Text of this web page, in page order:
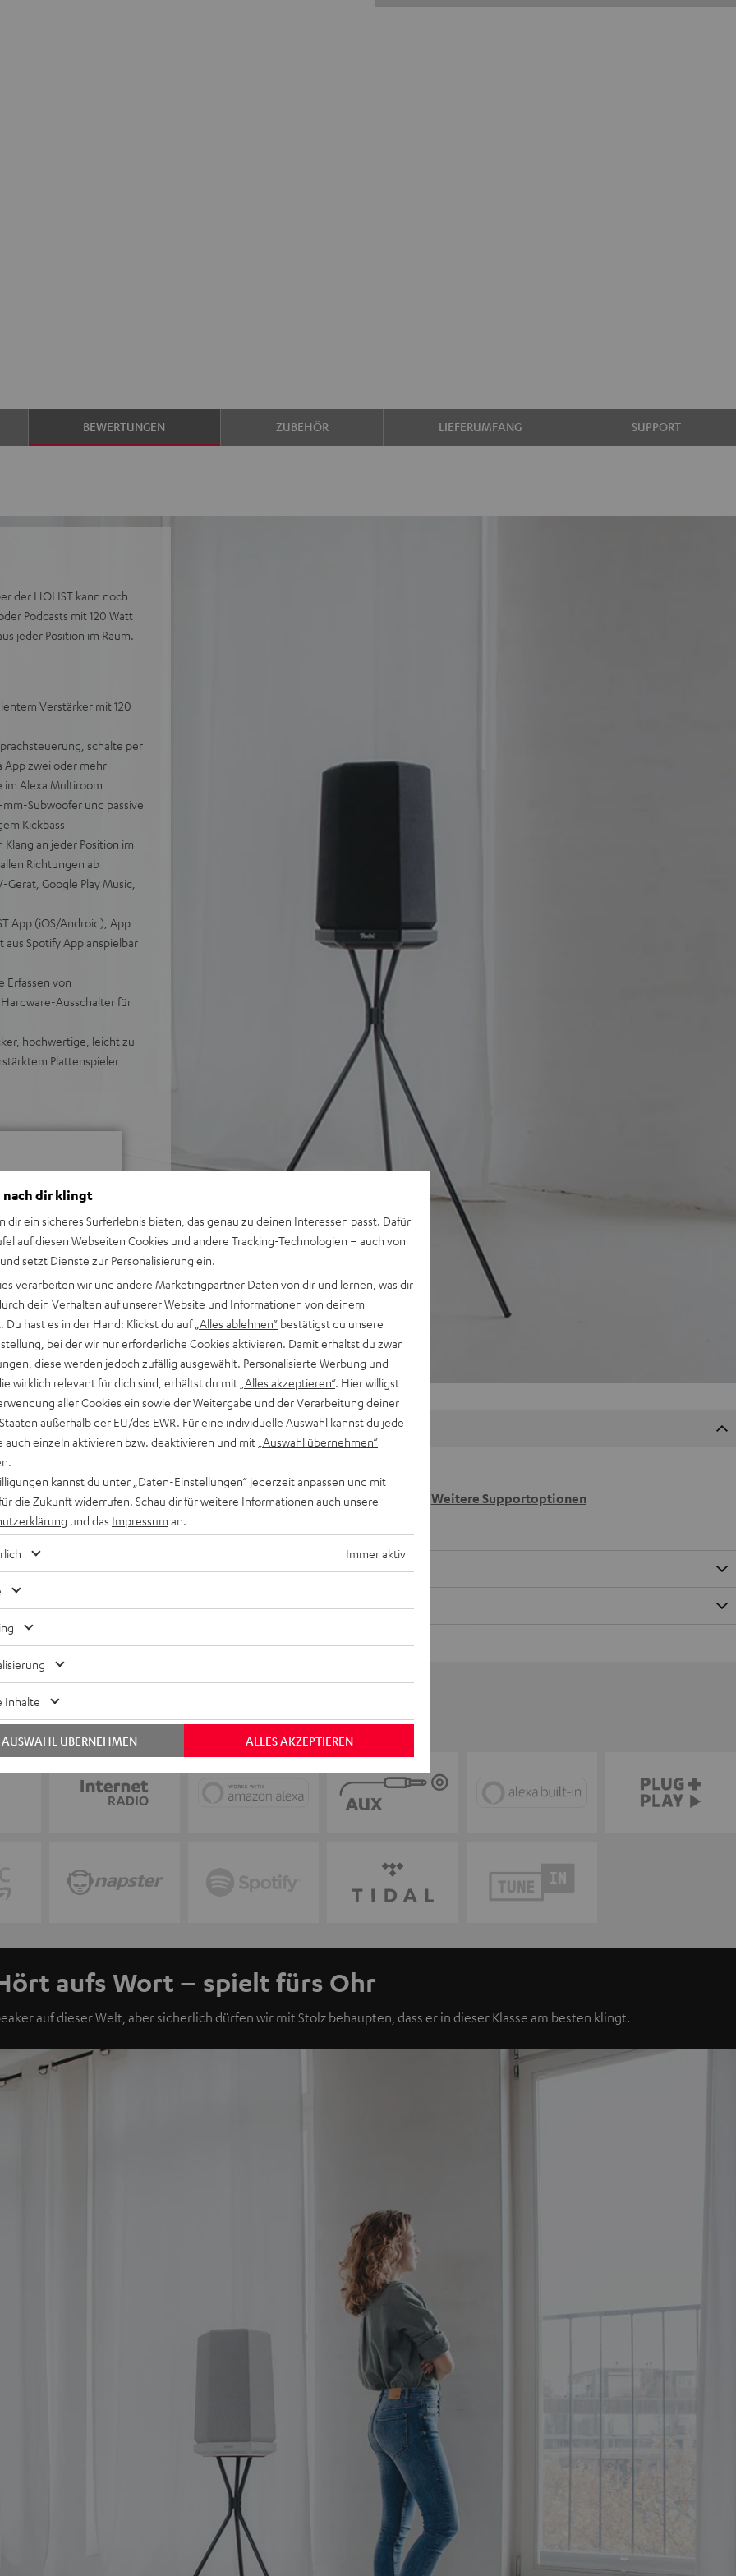
BEWERTUNGEN ZUBEHÖR LIEFERUMFANG SUPPORT
der HOLIST kann noch
Podcasts mit 120 Watt
jeder Position im Raum.
Verstärker mit 120
schalte per
App zwei oder mehr
im Alexa Multiroom
Subwoofer und passive
Kickbass
an jeder Position im
Richtungen ab
Google Play Music,
App (iOS/Android), App
Spotify App anspielbar
Erfassen von
Ausschalter für
hochwertige, leicht zu
Plattenspieler
226 Bewertungen)
Keinen Store in der Nähe? Kein Problem, wir
beraten dich auch persönlich am Telefon.
Hier Termin buchen
Weitere Supportoptionen
aufs Wort – spielt fürs Ohr
auf dieser Welt, aber sicherlich dürfen wir mit Stolz behaupten, dass er in dieser Klasse am besten klingt.
nach dir klingt
dir ein sicheres Surferlebnis bieten, das genau zu deinen Interessen passt. Dafür
auf diesen Webseiten Cookies und andere Tracking-Technologien – auch von
setzt Dienste zur Personalisierung ein.
verarbeiten wir und andere Marketingpartner Daten von dir und lernen, was dir
dein Verhalten auf unserer Website und Informationen von deinem
Du hast es in der Hand: Klickst du auf „Alles ablehnen“ bestätigst du unsere
bei der wir nur erforderliche Cookies aktivieren. Damit erhältst du zwar
diese werden jedoch zufällig ausgewählt. Personalisierte Werbung und
wirklich relevant für dich sind, erhältst du mit „Alles akzeptieren“. Hier willigst
aller Cookies ein sowie der Weitergabe und der Verarbeitung deiner
außerhalb der EU/des EWR. Für eine individuelle Auswahl kannst du jede
auch einzeln aktivieren bzw. deaktivieren und mit „Auswahl übernehmen“
kannst du unter „Daten-Einstellungen“ jederzeit anpassen und mit
die Zukunft widerrufen. Schau dir für weitere Informationen auch unsere
und das Impressum an.
Immer aktiv
Inhalte
ALLES AKZEPTIEREN
AUSWAHL ÜBERNEHMEN